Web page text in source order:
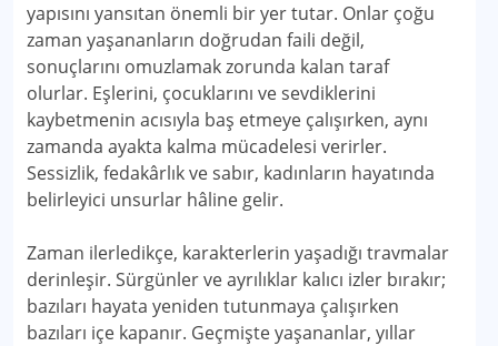
yapısını yansıtan önemli bir yer tutar. Onlar çoğu
zaman yaşananların doğrudan faili değil,
sonuçlarını omuzlamak zorunda kalan taraf
olurlar. Eşlerini, çocuklarını ve sevdiklerini
kaybetmenin acısıyla baş etmeye çalışırken, aynı
zamanda ayakta kalma mücadelesi verirler.
Sessizlik, fedakârlık ve sabır, kadınların hayatında
belirleyici unsurlar hâline gelir.
Zaman ilerledikçe, karakterlerin yaşadığı travmalar
derinleşir. Sürgünler ve ayrılıklar kalıcı izler bırakır;
bazıları hayata yeniden tutunmaya çalışırken
bazıları içe kapanır. Geçmişte yaşananlar, yıllar